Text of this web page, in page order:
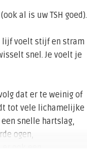
al is uw TSH goed).
lijf voelt stijf en stram
snel. Je voelt je
dat er te weinig of
tot vele lichamelijke
snelle hartslag,
ogen,